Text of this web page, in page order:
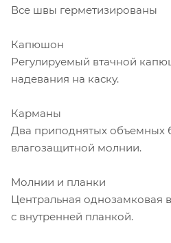
Все швы герметизированы
Капюшон
Регулируемый втачной
надевания на каску.
Карманы
Два приподнятых объемных
влагозащитной молнии.
Молнии и планки
Центральная однозамковая
с внутренней планкой.